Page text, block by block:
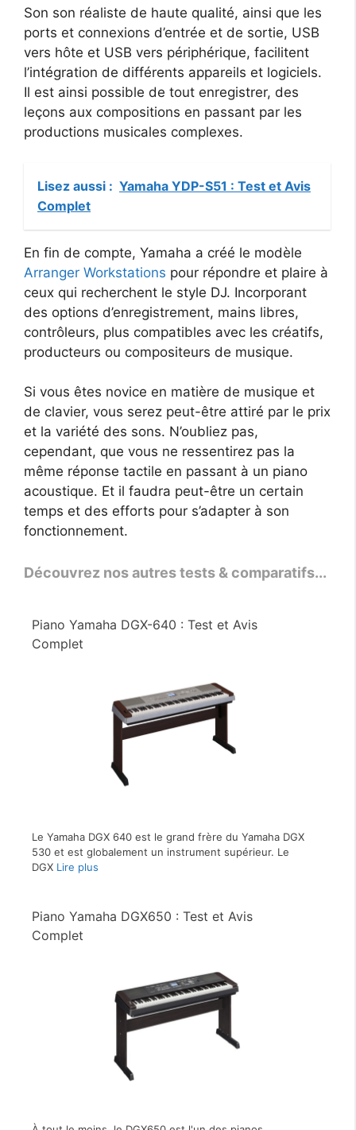
Son son réaliste de haute qualité, ainsi que les
ports et connexions d’entrée et de sortie, USB
vers hôte et USB vers périphérique, facilitent
l’intégration de différents appareils et logiciels.
Il est ainsi possible de tout enregistrer, des
leçons aux compositions en passant par les
productions musicales complexes.
Lisez aussi : Yamaha YDP-S51 : Test et Avis
Complet
En fin de compte, Yamaha a créé le modèle
Arranger Workstations pour répondre et plaire à
ceux qui recherchent le style DJ. Incorporant
des options d’enregistrement, mains libres,
contrôleurs, plus compatibles avec les créatifs,
producteurs ou compositeurs de musique.
Si vous êtes novice en matière de musique et
de clavier, vous serez peut-être attiré par le prix
et la variété des sons. N’oubliez pas,
cependant, que vous ne ressentirez pas la
même réponse tactile en passant à un piano
acoustique. Et il faudra peut-être un certain
temps et des efforts pour s’adapter à son
fonctionnement.
Découvrez nos autres tests & comparatifs...
Piano Yamaha DGX-640 : Test et Avis
Complet
Le Yamaha DGX 640 est le grand frère du Yamaha DGX
530 et est globalement un instrument supérieur. Le
DGX Lire plus
Piano Yamaha DGX650 : Test et Avis
Complet